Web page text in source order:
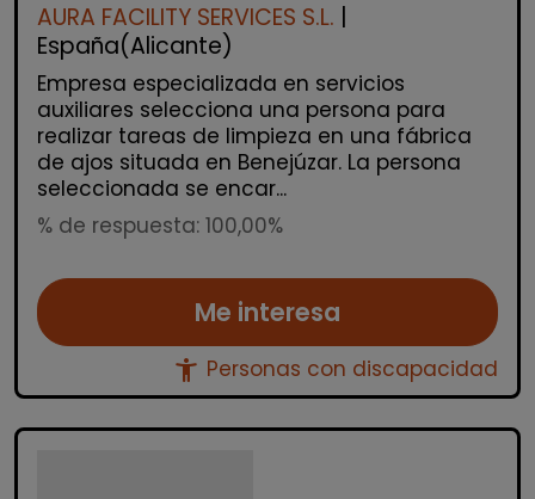
AURA FACILITY SERVICES S.L.
España(Alicante)
Empresa especializada en servicios
auxiliares selecciona una persona para
realizar tareas de limpieza en una fábrica
de ajos situada en Benejúzar. La persona
seleccionada se encar...
% de respuesta: 100,00%
Me interesa
accessibility_new Personas con discapacidad